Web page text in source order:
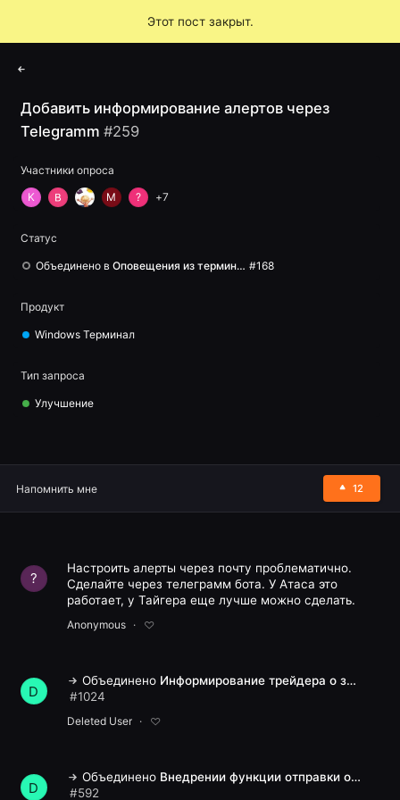
Этот пост закрыт.
Добавить информирование алертов через
Telegramm #259
Участники опроса
K M ? +7
Статус
Объединено в Оповещения из терминала в телеграм
#168
Продукт
Windows Терминал
Тип запроса
Улучшение
Напомнить мне 12
?
Настроить алерты через почту проблематично.
Сделайте через телеграмм бота. У Атаса это
работает, у Тайгера еще лучше можно сделать.
Anonymous
D
Объединено
Информирование трейдера о закрытии сделок по стопам и профитам.
#1024
Deleted User
D
Объединено
Внедрении функции отправки оповещений в Telegram
#592